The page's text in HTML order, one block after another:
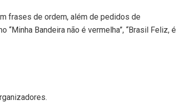
frases de ordem, além de pedidos de
Bandeira não é vermelha”, “Brasil Feliz, é